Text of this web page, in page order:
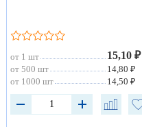
от 1 шт 15,10 ₽
от 500 шт
14,80 ₽
от 1000 шт
14,50 ₽